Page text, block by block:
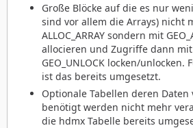
Große Blöcke auf die es nur
sind vor allem die Arrays) nicht
ALLOC_ARRAY sondern mit
allocieren und Zugriffe dann mit
GEO_UNLOCK locken/unlocken.
ist das bereits umgesetzt.
Optionale Tabellen deren
benötigt werden nicht mehr
die hdmx Tabelle bereits